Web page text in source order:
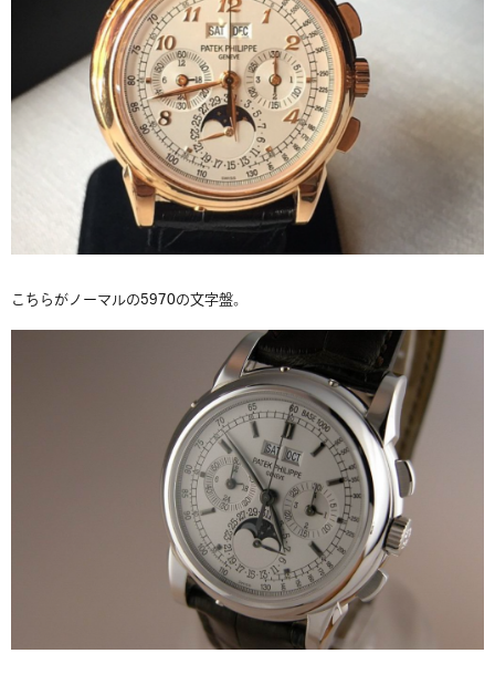
こちらがノーマルの5970の文字盤。